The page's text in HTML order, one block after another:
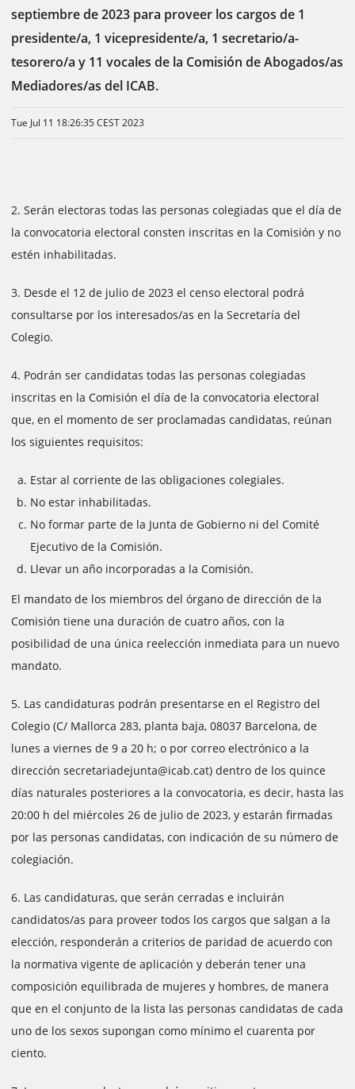
septiembre de 2023 para proveer los cargos de 1
presidente/a, 1 vicepresidente/a, 1 secretario/a-
tesorero/a y 11 vocales de la Comisión de Abogados/as
Mediadores/as del ICAB.
Tue Jul 11 18:26:35 CEST 2023
2. Serán electoras todas las personas colegiadas que el día de
la convocatoria electoral consten inscritas en la Comisión y no
estén inhabilitadas.
3. Desde el 12 de julio de 2023 el censo electoral podrá
consultarse por los interesados/as en la Secretaría del
Colegio.
4. Podrán ser candidatas todas las personas colegiadas
inscritas en la Comisión el día de la convocatoria electoral
que, en el momento de ser proclamadas candidatas, reúnan
los siguientes requisitos:
Estar al corriente de las obligaciones colegiales.
No estar inhabilitadas.
No formar parte de la Junta de Gobierno ni del Comité
Ejecutivo de la Comisión.
Llevar un año incorporadas a la Comisión.
El mandato de los miembros del órgano de dirección de la
Comisión tiene una duración de cuatro años, con la
posibilidad de una única reelección inmediata para un nuevo
mandato.
5. Las candidaturas podrán presentarse en el Registro del
Colegio (C/ Mallorca 283, planta baja, 08037 Barcelona, de
lunes a viernes de 9 a 20 h; o por correo electrónico a la
dirección secretariadejunta@icab.cat) dentro de los quince
días naturales posteriores a la convocatoria, es decir, hasta las
20:00 h del miércoles 26 de julio de 2023, y estarán firmadas
por las personas candidatas, con indicación de su número de
colegiación.
6. Las candidaturas, que serán cerradas e incluirán
candidatos/as para proveer todos los cargos que salgan a la
elección, responderán a criterios de paridad de acuerdo con
la normativa vigente de aplicación y deberán tener una
composición equilibrada de mujeres y hombres, de manera
que en el conjunto de la lista las personas candidatas de cada
uno de los sexos supongan como mínimo el cuarenta por
ciento.